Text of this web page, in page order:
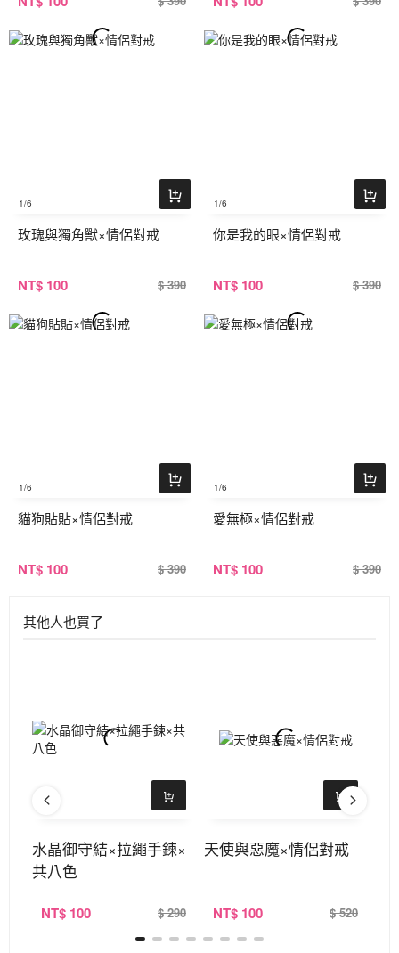
1/6
玫瑰與獨角獸×情侶對戒
NT$ 100 $ 390
1/6
你是我的眼×情侶對戒
NT$ 100 $ 390
1/6
貓狗貼貼×情侶對戒
NT$ 100 $ 390
1/6
愛無極×情侶對戒
NT$ 100 $ 390
其他人也買了
水晶御守結×拉繩手鍊×
共八色
NT$ 100 $ 290
天使與惡魔×情侶對戒
NT$ 100 $ 520